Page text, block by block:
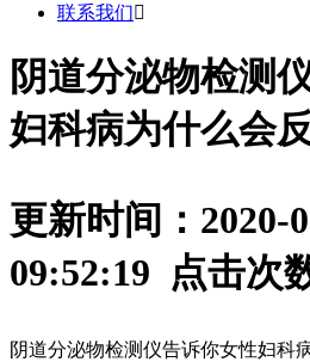
联系我们
阴道分泌物检测
妇科病为什么会
更新时间：2020-
09:52:19 点击次
阴道分泌物检测仪告诉你女性妇科